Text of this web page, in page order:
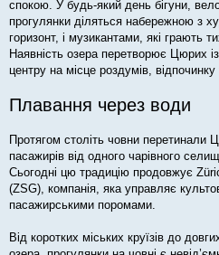
спокою. У будь-який день бігуни,
прогулянки діляться набережною з
горизонт, і музикантами, які грають
Наявність озера перетворює Цюрих
центру на місце роздумів,
Плавання через води
Протягом століть човни перетинали
пасажирів від одного чарівного
Сьогодні цю традицію продовжує
(ZSG), компанія, яка управляє
пасажирськими поромами.
Від коротких міських круїзів до